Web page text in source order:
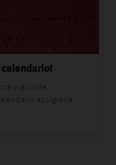
calendario!